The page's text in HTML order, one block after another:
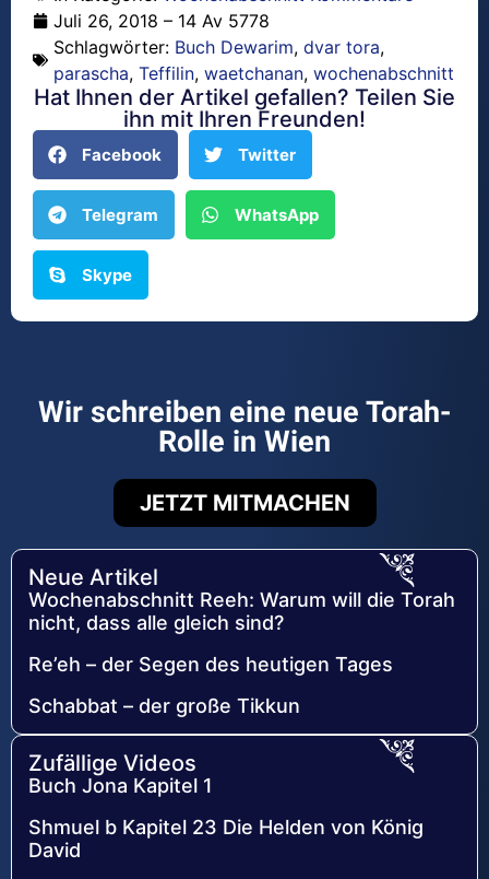
Juli 26, 2018 – 14 Av 5778
Schlagwörter: Buch Dewarim, dvar tora,
parascha, Teffilin, waetchanan, wochenabschnitt
Hat Ihnen der Artikel gefallen? Teilen Sie
ihn mit Ihren Freunden!
Facebook Twitter
Telegram WhatsApp
Skype
Wir schreiben eine neue Torah-
Rolle in Wien
JETZT MITMACHEN
Neue Artikel
Wochenabschnitt Reeh: Warum will die Torah
nicht, dass alle gleich sind?
Re’eh – der Segen des heutigen Tages
Schabbat – der große Tikkun
Zufällige Videos
Buch Jona Kapitel 1
Shmuel b Kapitel 23 Die Helden von König
David